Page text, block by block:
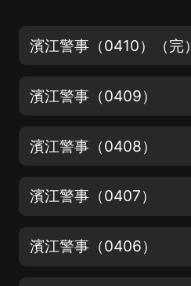
濱江警事（0410）（完）
濱江警事（0409）
濱江警事（0408）
濱江警事（0407）
濱江警事（0406）